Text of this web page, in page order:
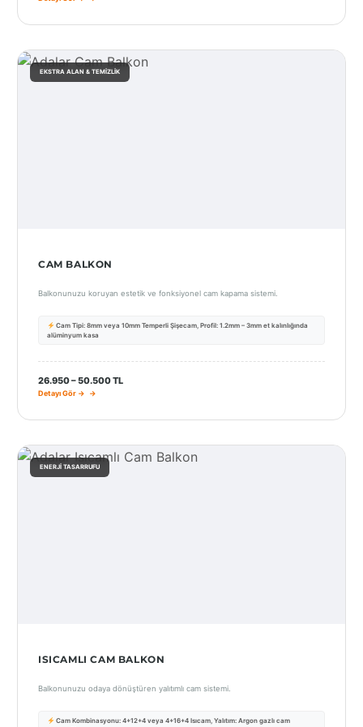
EKSTRA ALAN & TEMIZLIK
CAM BALKON
Balkonunuzu koruyan estetik ve fonksiyonel cam kapama sistemi.
Cam Tipi: 8mm veya 10mm Temperli Şişecam, Profil: 1.2mm – 3mm et kalınlığında
alüminyum kasa
26.950 – 50.500 TL
Detayı Gör →
ENERJI TASARRUFU
ISICAMLI CAM BALKON
Balkonunuzu odaya dönüştüren yalıtımlı cam sistemi.
Cam Kombinasyonu: 4+12+4 veya 4+16+4 Isıcam, Yalıtım: Argon gazlı cam
İstanbul
Anadolu
İstanbul
Manisa
Muş
Coquitlam
Rize
Sakarya
Yalova
VAZGEÇ